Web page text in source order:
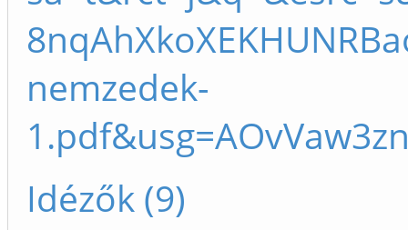
nemzedek-
Idézők (9)